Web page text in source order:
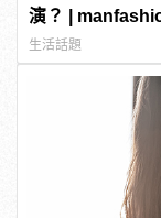
演？ |
生活話題